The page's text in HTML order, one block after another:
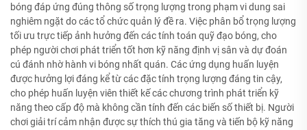
bóng đáp ứng đúng thông số trọng lượng trong phạm vi dung sai
nghiêm ngặt do các tổ chức quản lý đề ra. Việc phân bổ trọng lượng
tối ưu trực tiếp ảnh hưởng đến các tính toán quỹ đạo bóng, cho
phép người chơi phát triển tốt hơn kỹ năng định vị sân và dự đoán
cú đánh nhờ hành vi bóng nhất quán. Các ứng dụng huấn luyện
được hưởng lợi đáng kể từ các đặc tính trọng lượng đáng tin cậy,
cho phép huấn luyện viên thiết kế các chương trình phát triển kỹ
năng theo cấp độ mà không cần tính đến các biến số thiết bị. Người
chơi giải trí cảm nhận được sự thích thú gia tăng và tiến bộ kỹ năng